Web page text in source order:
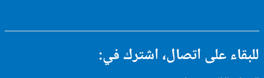
على اتصال، اشترك في: